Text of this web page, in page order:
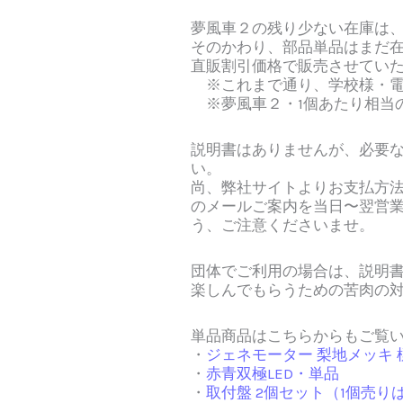
夢風車２の残り少ない在庫は
そのかわり、部品単品はまだ
直販割引価格で販売させてい
※これまで通り、学校様・
※夢風車２・1個あたり相当
説明書はありませんが、必要
い。
尚、弊社サイトよりお支払方
のメールご案内を当日〜翌営
う、ご注意くださいませ。
団体でご利用の場合は、説明
楽しんでもらうための苦肉の
単品商品はこちらからもご覧
・ ジェネモーター 梨地メッキ
・ 赤青双極LED・単品
・ 取付盤 2個セット（1個売り